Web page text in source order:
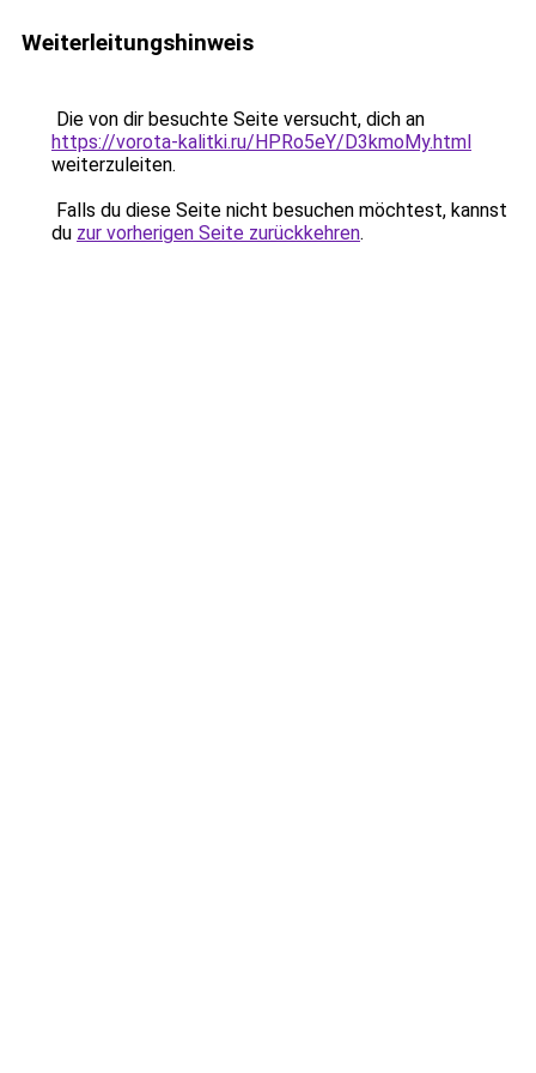
Weiterleitungshinweis
Die von dir besuchte Seite versucht, dich an
https://vorota-kalitki.ru/HPRo5eY/D3kmoMy.html
weiterzuleiten.
Falls du diese Seite nicht besuchen möchtest, kannst
du zur vorherigen Seite zurückkehren.